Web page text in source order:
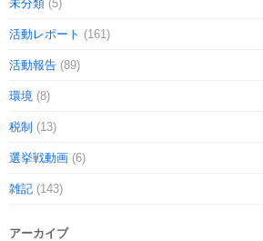
未分類 (5)
活動レポート (161)
活動報告 (89)
環境 (8)
税制 (13)
選挙戦動画 (6)
雑記 (143)
アーカイブ